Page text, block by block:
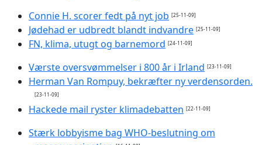
Connie H. scorer fedt på nyt job [25-11-09]
Jødehad er udbredt blandt indvandre [25-11-09]
FN, klima, utugt og barnemord [24-11-09]
Værste oversvømmelser i 800 år i Irland [23-11-09]
Herman Van Rompuy, bekræfter ny verdensorden.
[23-11-09]
Hackede mail ryster klimadebatten [22-11-09]
Stærk lobbyisme bag WHO-beslutning om